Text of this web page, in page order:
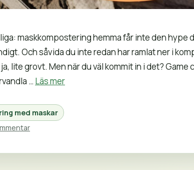
maskkompostering hemma får inte den hype
Och såvida du inte redan har ramlat ner i
lite grovt. Men när du väl kommit in i det? Game
… Läs mer
med maskar